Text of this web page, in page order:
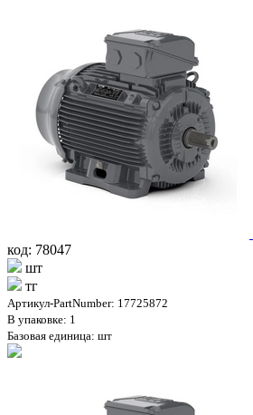
код: 78047
шт
тг
Артикул-PartNumber: 17725872
В упаковке: 1
Базовая единица: шт